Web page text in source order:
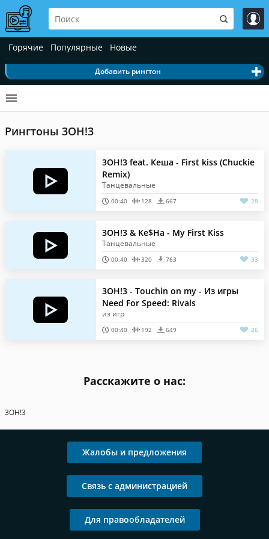
Горячие Популярные Новые
Добавить рингтон
Рингтоны 3OH!3
3OH!3 feat. Кеша - First kiss (Chuckie
Remix)
Танцевальные
00:40 128 667 28
3OH!3 & Ke$Ha - My First Kiss
Танцевальные
00:40 320 763 33
3OH!3 - Touchin on my - Из игры
Need For Speed: Rivals
из игр
00:40 192 649 26
Расскажите о нас:
3OH!3
Жалобы и предложения
Связь с администрацией
Для правообладателей